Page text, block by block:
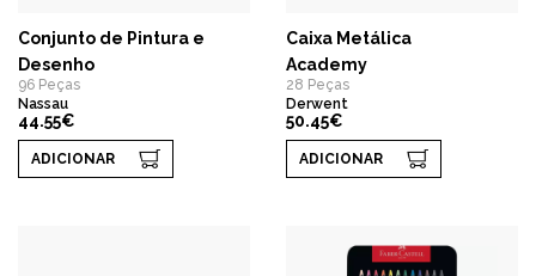
Conjunto de Pintura e
Desenho
96 Peças
Nassau
44.55€
ADICIONAR
Caixa Metálica
Academy
28 Peças
Derwent
50.45€
ADICIONAR